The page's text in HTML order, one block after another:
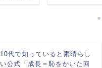
10代で知っていると素晴らし
い公式「成長＝恥をかいた回